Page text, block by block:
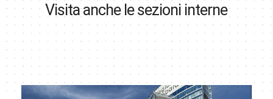
Visita anche le sezioni interne